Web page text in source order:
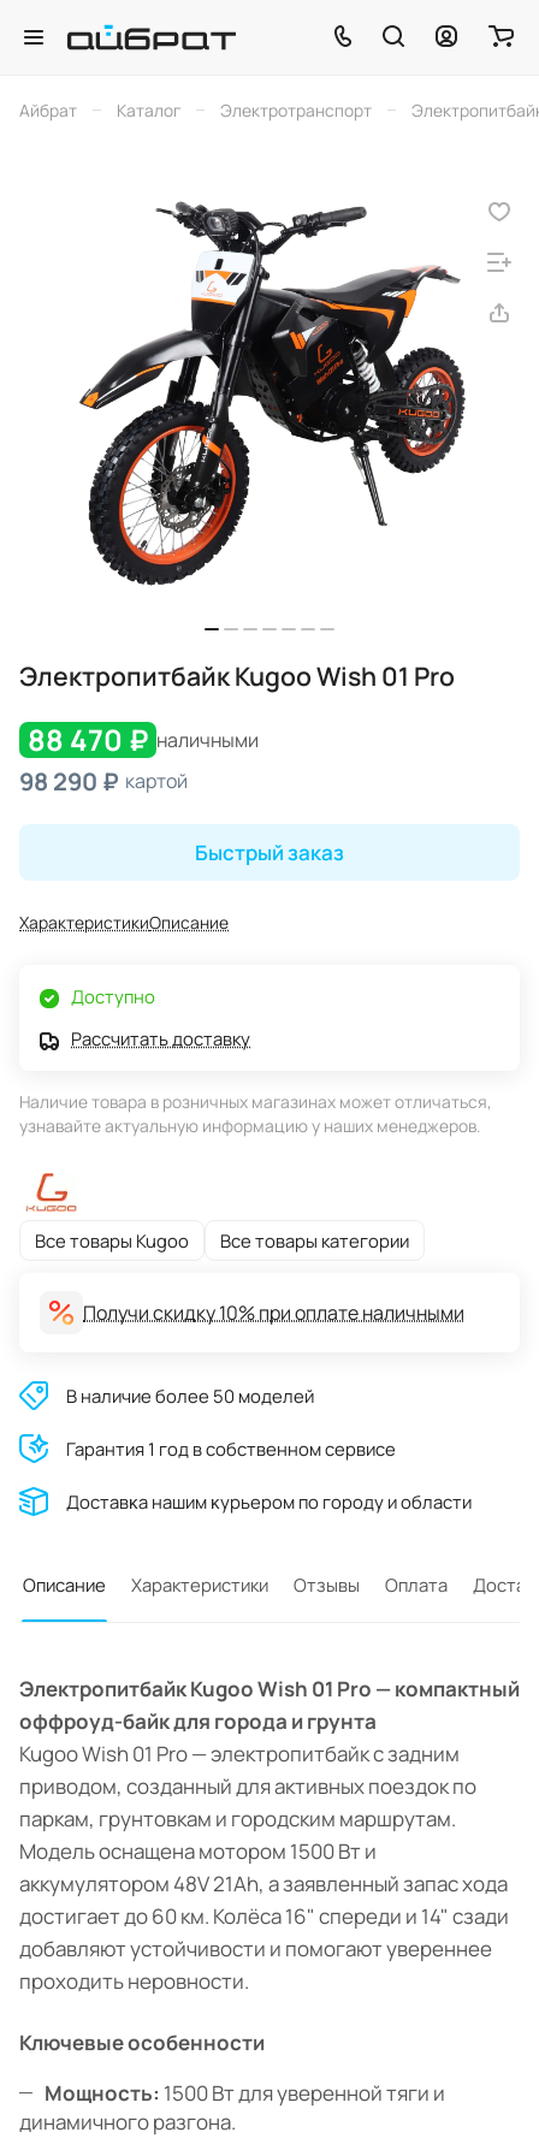
Айбрат – Каталог – Электротранспорт –
Электропитбайк Kugoo Wish 01 Pro
88 470 ₽ наличными
98 290 ₽ картой
Быстрый заказ
ХарактеристикиОписание
Доступно
Рассчитать доставку
Наличие товара в розничных магазинах может отличаться,
узнавайте актуальную информацию у наших менеджеров.
Все товары Kugoo Все товары категории
Получи скидку 10% при оплате наличными
В наличие более 50 моделей
Гарантия 1 год в собственном сервисе
Доставĸа нашим ĸурьером по городу и области
Описание Характеристики Отзывы Оплата
Электропитбайк Kugoo Wish 01 Pro — компактный
оффроуд-байк для города и грунта
Kugoo Wish 01 Pro — электропитбайк с задним
приводом, созданный для активных поездок по
паркам, грунтовкам и городским маршрутам.
Модель оснащена мотором 1500 Вт и
аккумулятором 48V 21Ah, а заявленный запас хода
достигает до 60 км. Колёса 16" спереди и 14" сзади
добавляют устойчивости и помогают увереннее
проходить неровности.
Ключевые особенности
Мощность: 1500 Вт для уверенной тяги и
динамичного разгона.